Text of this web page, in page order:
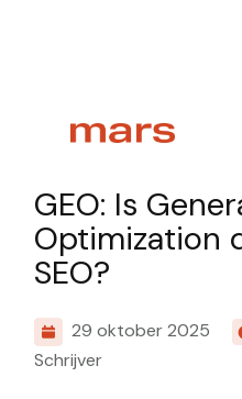
Knowledge
GEO: Is
Optimization
SEO?
29 oktober 2025
Schrijver